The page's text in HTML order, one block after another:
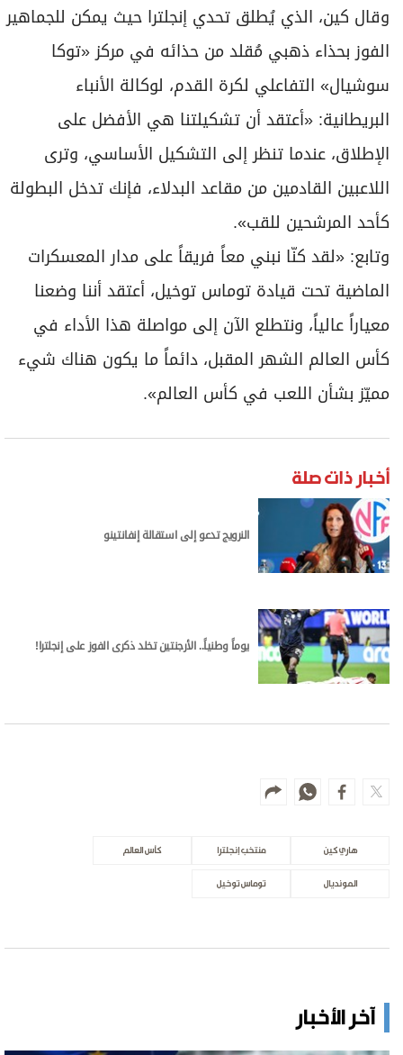
وقال كين، الذي يُطلق تحدي إنجلترا حيث يمكن للجماهير
الفوز بحذاء ذهبي مُقلد من حذائه في مركز «توكا
سوشيال» التفاعلي لكرة القدم، لوكالة الأنباء
البريطانية: «أعتقد أن تشكيلتنا هي الأفضل على
الإطلاق، عندما تنظر إلى التشكيل الأساسي، وترى
اللاعبين القادمين من مقاعد البدلاء، فإنك تدخل البطولة
كأحد المرشحين للقب».
وتابع: «لقد كنّا نبني معاً فريقاً على مدار المعسكرات
الماضية تحت قيادة توماس توخيل، أعتقد أننا وضعنا
معياراً عالياً، ونتطلع الآن إلى مواصلة هذا الأداء في
كأس العالم الشهر المقبل، دائماً ما يكون هناك شيء
مميّز بشأن اللعب في كأس العالم».
أخبار ذات صلة
النرويج تدعو إلى استقالة إنفانتينو
يوماً وطنياً.. الأرجنتين تخلد ذكرى الفوز على إنجلترا!
هاري كين منتخب إنجلترا كأس العالم
المونديال توماس توخيل
آخر الأخبار